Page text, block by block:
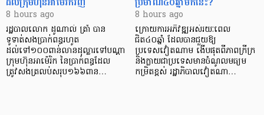
8 hours ago
រដ្ឋបាលលោក ដូណាល់ ត្រាំ បាន​
ទូទាត់សងប្រាក់ពន្ធរហូត
ដល់ទៅ១០០ពាន់លានដុល្លារទៅបណ្ដា
ក្រុមហ៊ុនអាម៉េរិក នៃប្រាក់ពន្ធដែល
ត្រូវសងត្រលប់សរុប១៦៦ពាន…
8 hours ago
ក្រោយការអភិវឌ្ឍអស់រយៈពេល
ជិត៤០ឆ្នាំ ដែលបានជួយឱ្យ​
ប្រទេសវៀតណាម ងើប​ផុតពីភាពក្រីក្រ
និងក្លាយជាប្រទេសមានចំណូលមធ្យម
កម្រិតខ្ពស់ រដ្ឋាភិបាលវៀតណា…